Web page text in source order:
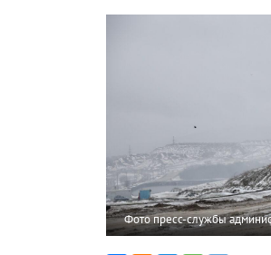
Фото пресс-службы